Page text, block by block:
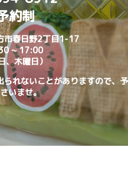
約制
春日野2丁目1-17
~ 17:00
、木曜日）
れないことがありますので、予
いませ。